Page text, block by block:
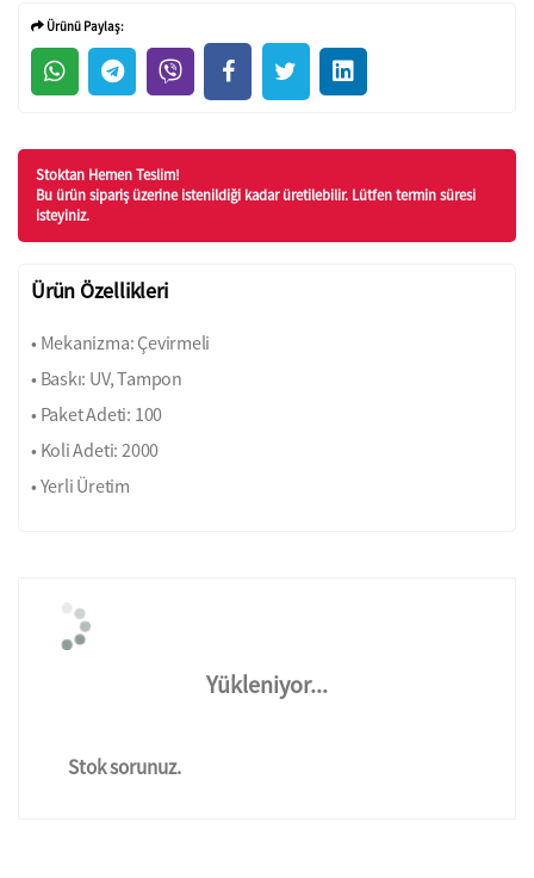
Ürünü Paylaş:
Stoktan Hemen Teslim!
Bu ürün sipariş üzerine istenildiği kadar üretilebilir. Lütfen termin süresi
isteyiniz.
Ürün Özellikleri
• Mekanizma: Çevirmeli
• Baskı: UV, Tampon
• Paket Adeti: 100
• Koli Adeti: 2000
• Yerli Üretim
Yükleniyor...
Stok sorunuz.